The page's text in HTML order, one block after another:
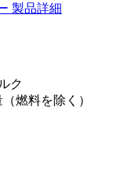
製品詳細
ク
燃料を除く）